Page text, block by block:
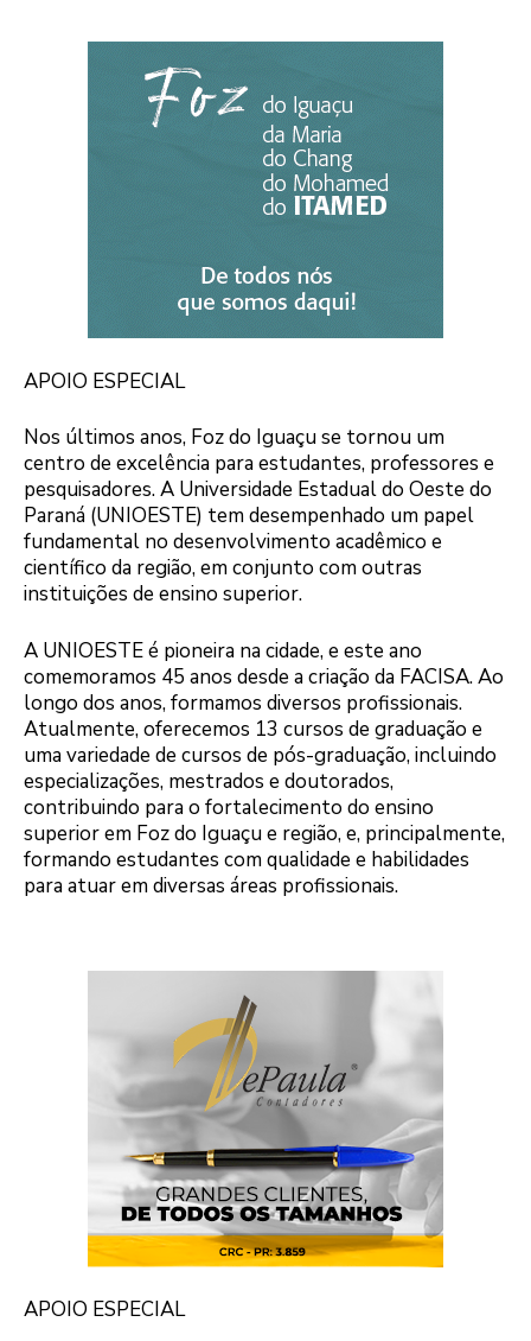
APOIO ESPECIAL
Nos últimos anos, Foz do Iguaçu se tornou um
centro de excelência para estudantes, professores e
pesquisadores. A Universidade Estadual do Oeste do
Paraná (UNIOESTE) tem desempenhado um papel
fundamental no desenvolvimento acadêmico e
científico da região, em conjunto com outras
instituições de ensino superior.
A UNIOESTE é pioneira na cidade, e este ano
comemoramos 45 anos desde a criação da FACISA. Ao
longo dos anos, formamos diversos profissionais.
Atualmente, oferecemos 13 cursos de graduação e
uma variedade de cursos de pós-graduação, incluindo
especializações, mestrados e doutorados,
contribuindo para o fortalecimento do ensino
superior em Foz do Iguaçu e região, e, principalmente,
formando estudantes com qualidade e habilidades
para atuar em diversas áreas profissionais.
APOIO ESPECIAL